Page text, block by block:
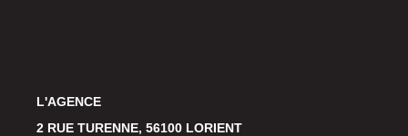
L'AGENCE
2 RUE TURENNE, 56100 LORIENT